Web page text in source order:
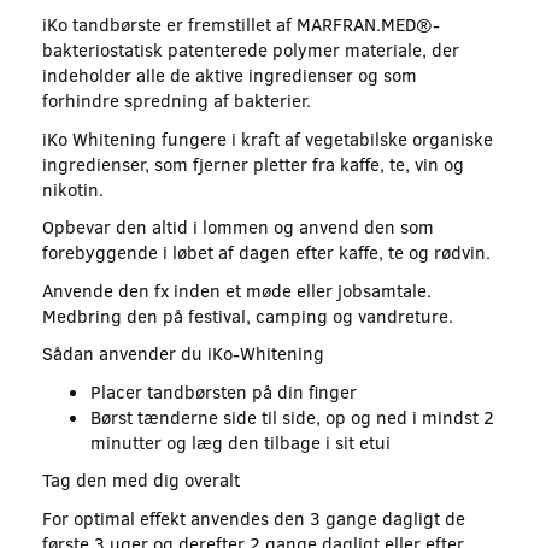
iKo tandbørste er fremstillet af MARFRAN.MED®-
bakteriostatisk patenterede polymer materiale, der
indeholder alle de aktive ingredienser og som
forhindre spredning af bakterier.
iKo Whitening fungere i kraft af vegetabilske organiske
ingredienser, som fjerner pletter fra kaffe, te, vin og
nikotin.
Opbevar den altid i lommen og anvend den som
forebyggende i løbet af dagen efter kaffe, te og rødvin.
Anvende den fx inden et møde eller jobsamtale.
Medbring den på festival, camping og vandreture.
Sådan anvender du iKo-Whitening
Placer tandbørsten på din finger
Børst tænderne side til side, op og ned i mindst 2
minutter og læg den tilbage i sit etui
Tag den med dig overalt
For optimal effekt anvendes den 3 gange dagligt de
første 3 uger og derefter 2 gange dagligt eller efter